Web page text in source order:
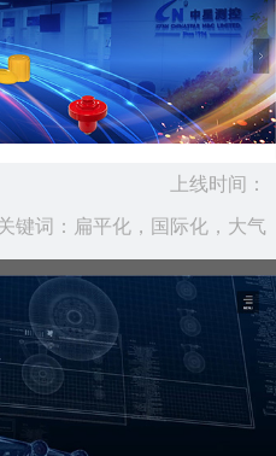
上线时间：
2021.04
键词：扁平化，国际化，大气